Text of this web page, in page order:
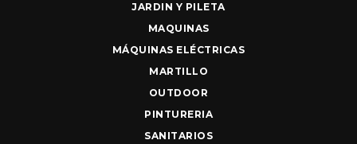
JARDIN Y PILETA
MAQUINAS
MÁQUINAS ELÉCTRICAS
MARTILLO
OUTDOOR
PINTURERIA
SANITARIOS